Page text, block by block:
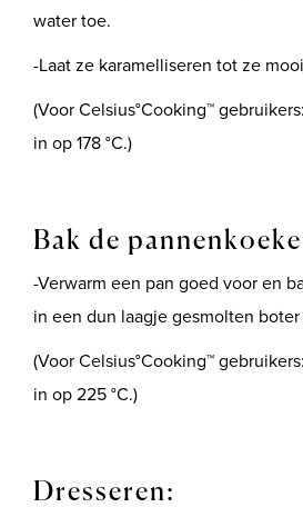
water toe.
-Laat ze karamelliseren tot ze
(Voor Celsius°Cooking™
in op 178 °C.)
Bak de
-Verwarm een pan goed voor en
in een dun laagje gesmolten
(Voor Celsius°Cooking™
in op 225 °C.)
Dresseren: